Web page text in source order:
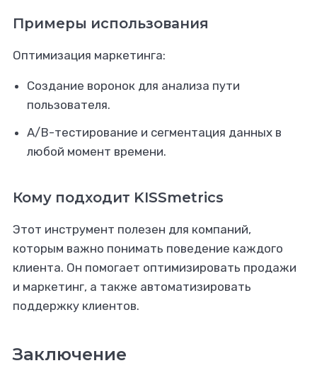
Примеры использования
Оптимизация маркетинга:
Создание воронок для анализа пути
пользователя.
A/B-тестирование и сегментация данных в
любой момент времени.
Кому подходит KISSmetrics
Этот инструмент полезен для компаний,
которым важно понимать поведение каждого
клиента. Он помогает оптимизировать продажи
и маркетинг, а также автоматизировать
поддержку клиентов.
Заключение